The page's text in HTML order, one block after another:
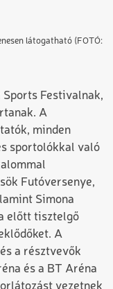
látogatható (FOTÓ:
Sports Festivalnak,
A
minden
sportolókkal való
Futóversenye,
Simona
előtt tisztelgő
A
a résztvevők
és a BT Aréna
vezetnek